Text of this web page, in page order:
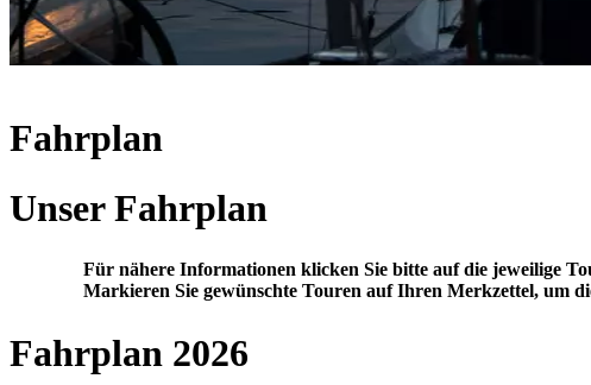
Fahrplan
Unser Fahrplan
Für nähere Informationen klicken Sie bitte auf die jeweilige
Markieren Sie gewünschte Touren auf Ihren Merkzettel, um
Fahrplan 2026